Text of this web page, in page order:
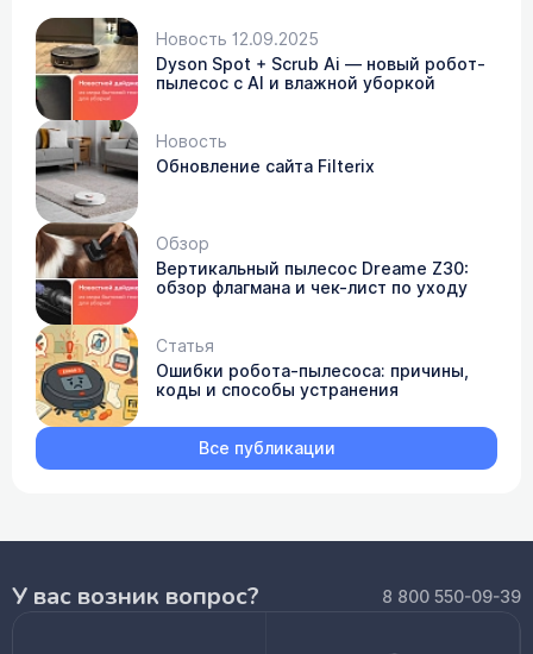
Новость 12.09.2025
Dyson Spot + Scrub Ai — новый робот-
пылесос с AI и влажной уборкой
Новость
Обновление сайта Filterix
Обзор
Вертикальный пылесос Dreame Z30:
обзор флагмана и чек-лист по уходу
Статья
Ошибки робота-пылесоса: причины,
коды и способы устранения
Все публикации
У вас возник вопрос? 8 800 550-09-39